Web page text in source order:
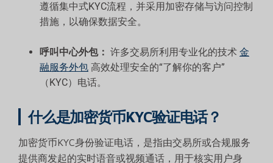
遵循集中式KYC流程，并采用加密存储与访问控制
措施，以确保数据安全。
呼叫中心外包： 许多交易所利用专业化的技术 金
融服务外包 高效处理安全的“了解你的客户”
（KYC）电话。
什么是加密货币KYC验证电话？
加密货币KYC身份验证电话，是指由交易所或合规服务
提供商发起的实时语音或视频通话，用于核实用户身